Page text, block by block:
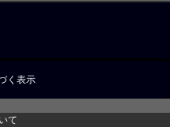
く表示
て